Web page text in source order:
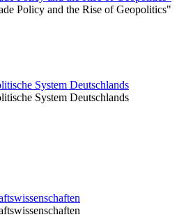
Policy and the Rise of Geopolitics"
System Deutschlands
System Deutschlands